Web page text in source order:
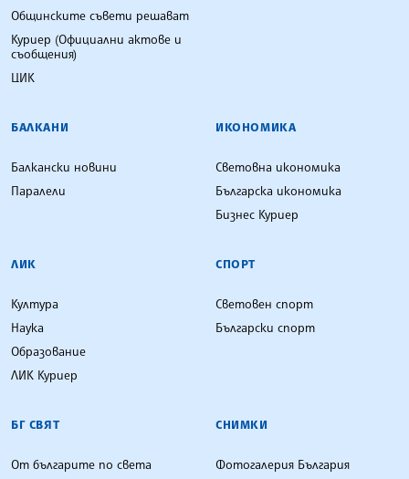
Общинските съвети решават
Куриер (Официални актове и
съобщения)
ЦИК
БАЛКАНИ
Балкански новини
Паралели
ИКОНОМИКА
Световна икономика
Българска икономика
Бизнес Куриер
ЛИК
Култура
Наука
Образование
ЛИК Куриер
СПОРТ
Световен спорт
Български спорт
БГ СВЯТ
От българите по света
СНИМКИ
Фотогалерия България